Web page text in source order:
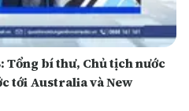
Tổng bí thư, Chủ tịch nước
tới Australia và New